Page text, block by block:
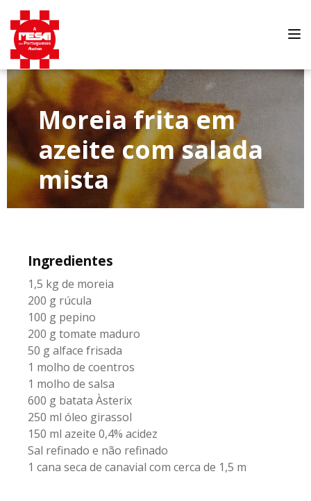
Moreia frita em
azeite com salada
mista
Ingredientes
1,5 kg de moreia
200 g rúcula
100 g pepino
200 g tomate maduro
50 g alface frisada
1 molho de coentros
1 molho de salsa
600 g batata Àsterix
250 ml óleo girassol
150 ml azeite 0,4% acidez
Sal refinado e não refinado
1 cana seca de canavial com cerca de 1,5 m